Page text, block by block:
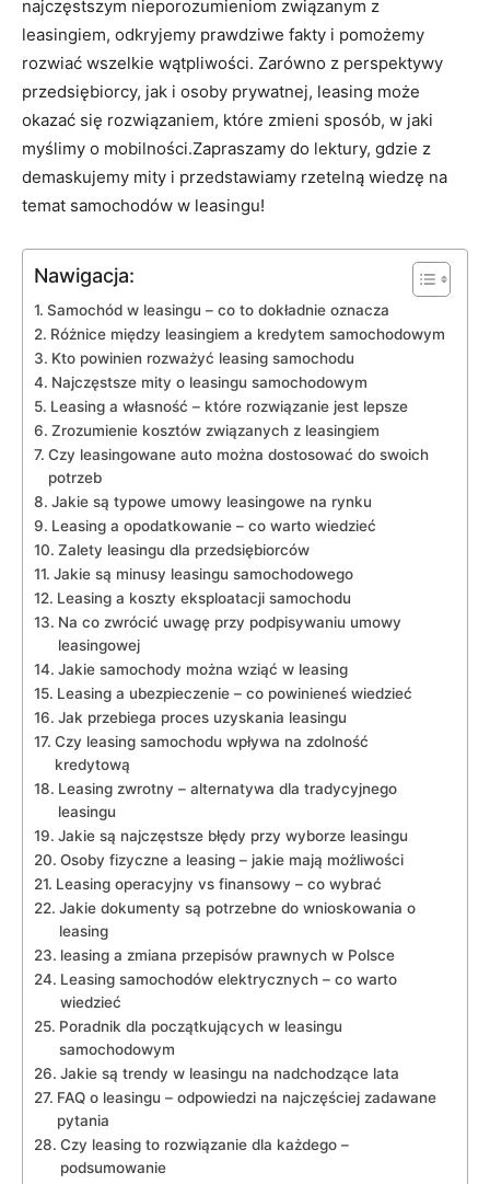
najczęstszym nieporozumieniom związanym z
leasingiem, odkryjemy prawdziwe fakty i pomożemy
rozwiać wszelkie wątpliwości. Zarówno z perspektywy
przedsiębiorcy, jak ‍i osoby prywatnej, leasing może
okazać się rozwiązaniem, które zmieni sposób, w jaki
myślimy o mobilności.Zapraszamy do lektury, gdzie z
demaskujemy mity i przedstawiamy rzetelną​ wiedzę‍ na
temat samochodów ​w leasingu!
Nawigacja:
Samochód w leasingu – co to​ dokładnie ⁤oznacza
Różnice między leasingiem a kredytem samochodowym
Kto powinien rozważyć leasing samochodu
Najczęstsze mity o leasingu samochodowym
Leasing a ⁣własność – które rozwiązanie jest lepsze
Zrozumienie⁤ kosztów związanych z leasingiem
Czy leasingowane ⁢auto można dostosować do⁣ swoich
potrzeb
Jakie są typowe umowy ⁢leasingowe na rynku
Leasing‌ a opodatkowanie – co warto‍ wiedzieć
Zalety leasingu dla przedsiębiorców
Jakie są minusy leasingu samochodowego
Leasing a koszty eksploatacji samochodu
Na co zwrócić uwagę przy podpisywaniu umowy
leasingowej
Jakie ​samochody można wziąć w leasing
Leasing a ⁢ubezpieczenie – co powinieneś wiedzieć
Jak przebiega proces uzyskania leasingu
Czy leasing samochodu wpływa na zdolność
kredytową
Leasing zwrotny –‍ alternatywa dla‌ tradycyjnego
leasingu
Jakie są najczęstsze błędy przy wyborze​ leasingu
Osoby fizyczne a leasing – jakie mają możliwości
Leasing operacyjny vs finansowy – co wybrać
Jakie dokumenty ⁣są potrzebne‍ do‌ wnioskowania o
leasing
leasing a zmiana⁣ przepisów prawnych ⁤w Polsce
Leasing samochodów elektrycznych – co warto
wiedzieć
Poradnik dla początkujących w leasingu
samochodowym
Jakie są trendy w leasingu na nadchodzące lata
FAQ o ​leasingu – odpowiedzi na ‌najczęściej ⁢zadawane
pytania
Czy leasing to ‌rozwiązanie dla każdego –
podsumowanie